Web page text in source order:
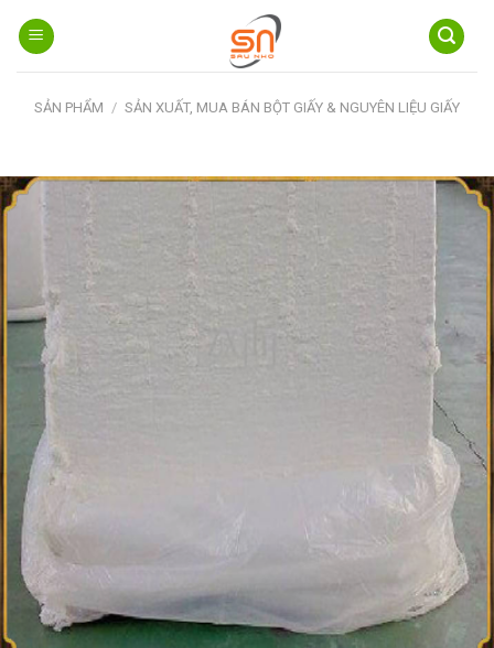
content
SẢN PHẨM / SẢN XUẤT, MUA BÁN BỘT GIẤY & NGUYÊN LIỆU GIẤY